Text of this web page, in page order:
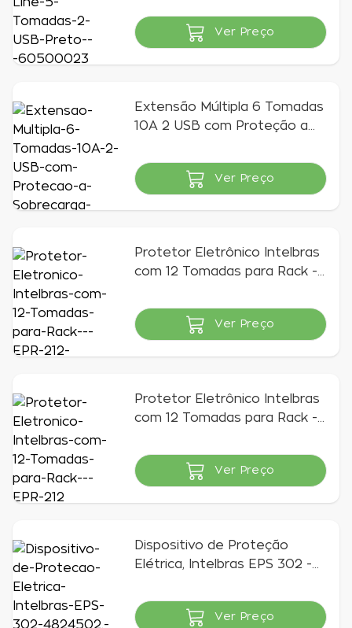
Indisponível
Ver Preço
Extensão Múltipla 6 Tomadas
10A 2 USB com Proteção a
Indisponível
Ver Preço
Protetor Eletrônico Intelbras
com 12 Tomadas para Rack -
Indisponível
Ver Preço
Protetor Eletrônico Intelbras
com 12 Tomadas para Rack -
Indisponível
Ver Preço
Dispositivo de Proteção
Elétrica, Intelbras EPS 302 -
Indisponível
Ver Preço